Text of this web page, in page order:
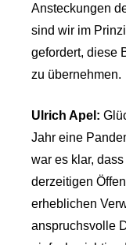
Ansteckungen
sind wir im
gefordert, diese
zu übernehmen.
Ulrich Apel:
Jahr eine
war es klar,
derzeitigen
erheblichen
anspruchsvolle